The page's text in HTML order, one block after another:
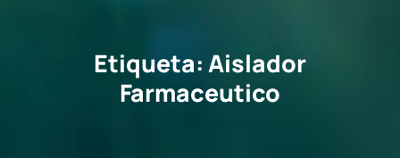
Etiqueta:Aislador
Farmaceutico